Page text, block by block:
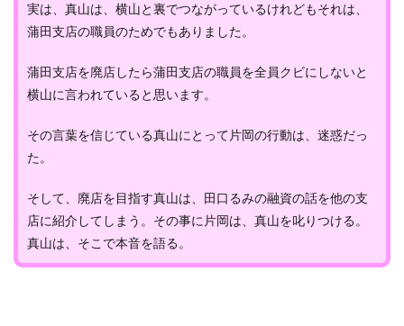
実は、真山は、横山と裏でつながっているけれどもそれは、
蒲田支店の職員のためでもありました。
蒲田支店を廃店したら蒲田支店の職員を全員クビにしないと
横山に言われていると思います。
その言葉を信じている真山にとって片岡の行動は、迷惑だっ
た。
そして、廃店を目指す真山は、田口るみの融資の話を他の支
店に紹介してしまう。その事に片岡は、真山を叱りつける。
真山は、そこで本音を語る。